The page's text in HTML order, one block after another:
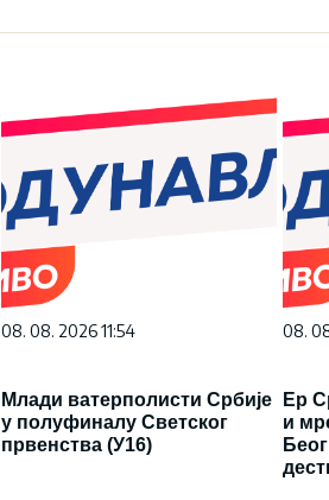
08. 08. 2026 11:54
Млади ватерполисти Србије
у полуфиналу Светског
првенства (У16)
08.
Ер
и